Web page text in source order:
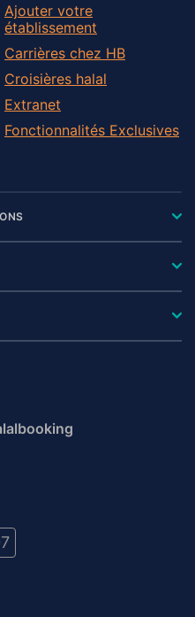
Ajouter votre
établissement
Carrières chez HB
Croisières halal
Extranet
Fonctionnalités Exclusives